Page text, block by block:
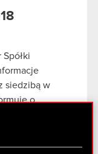
siedzibą w
o